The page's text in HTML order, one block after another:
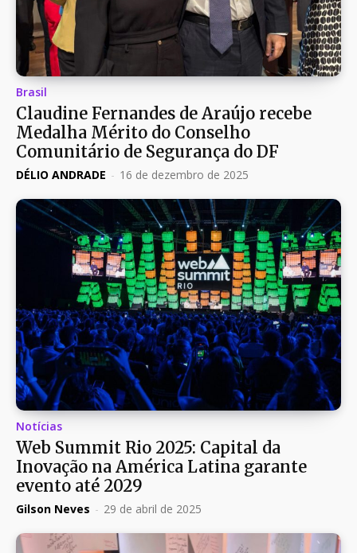
Brasil
Claudine Fernandes de Araújo recebe
Medalha Mérito do Conselho
Comunitário de Segurança do DF
DÉLIO ANDRADE - 16 de dezembro de 2025
Notícias
Web Summit Rio 2025: Capital da
Inovação na América Latina garante
evento até 2029
Gilson Neves - 29 de abril de 2025